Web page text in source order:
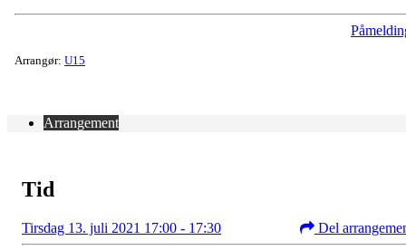
Arrangør: U15
Arrangement
Tid
Tirsdag 13. juli 2021 17:00 - 17:30 Del